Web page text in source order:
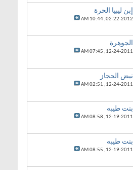
إبن ليبيا الحرة
02-22-2012,
10:44 AM
الجوهرة
12-24-2011,
07:45 AM
نبض الحجاز
12-24-2011,
02:51 AM
بنت طيبه
12-19-2011,
08:58 AM
بنت طيبه
12-19-2011,
08:55 AM